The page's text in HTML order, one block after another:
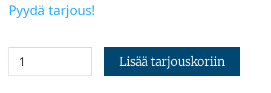
Pyydä tarjous!
Lisää tarjouskoriin